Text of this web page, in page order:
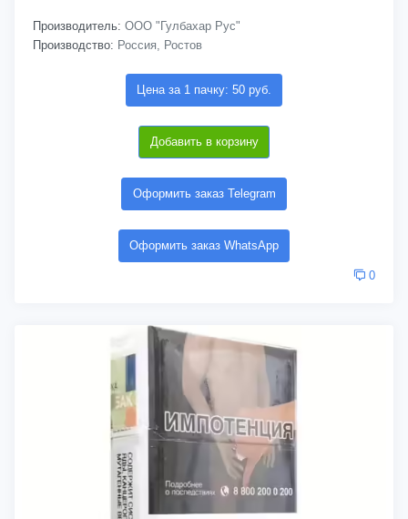
Производитель: ООО "Гулбахар Рус"
Производство: Россия, Ростов
Цена за 1 пачку: 50 руб.
Добавить в корзину
Оформить заказ Telegram
Оформить заказ WhatsApp
0